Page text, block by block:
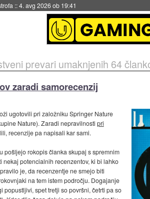
4. avg 2026 ob 19:41
prevari umaknjenih 64
zaradi samorecenzij
ugotovili pri založniku Springer Nature
Nature). Zaradi nepravilnosti pri
recenzije pa napisali kar sami.
pošljejo rokopis članka skupaj s spremnim
potencialnih recenzentov, ki bi lahko
je, da recenzentje ne smejo biti
na tem istem področju. Dogajanje
spet tretji so površni, četrti pa so